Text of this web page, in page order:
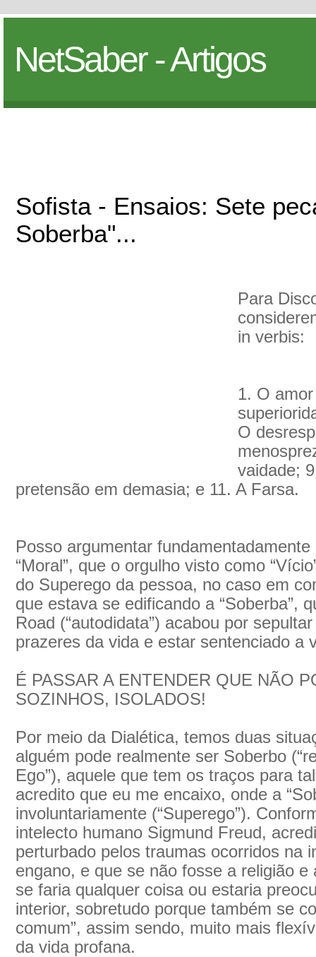
NetSaber - Artigos
Sofista - Ensaios: Sete
Soberba"...
Para
in verbis:
1. O
O
vaidade;
pretensão em demasia; e 11. A Farsa.
Posso argumentar
“Moral”, que o orgulho visto como
do Superego da pessoa, no caso em
que estava se edificando a “Soberba”,
Road (“autodidata”) acabou por
prazeres da vida e estar sentenciado a
É PASSAR A ENTENDER QUE NÃO
SOZINHOS, ISOLADOS!
Por meio da Dialética, temos duas
alguém pode realmente ser Soberbo
Ego”), aquele que tem os traços para
acredito que eu me encaixo, onde a
involuntariamente (“Superego”).
intelecto humano Sigmund Freud,
perturbado pelos traumas ocorridos na
engano, e que se não fosse a religião
se faria qualquer coisa ou estaria
interior, sobretudo porque também se
comum”, assim sendo, muito mais
da vida profana.